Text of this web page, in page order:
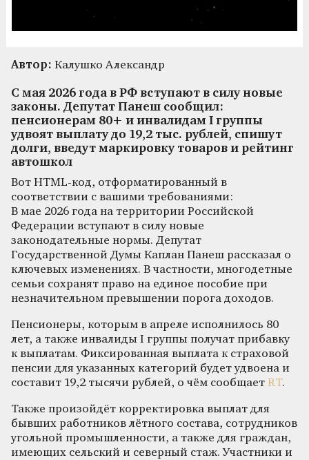
Автор: Калушко Александр
С мая 2026 года в РФ вступают в силу новые
законы. Депутат Панеш сообщил:
пенсионерам 80+ и инвалидам I группы
удвоят выплату до 19,2 тыс. рублей, спишут
долги, введут маркировку товаров и рейтинг
автошкол
Вот HTML-код, отформатированный в
соответствии с вашими требованиями:
В мае 2026 года на территории Российской
Федерации вступают в силу новые
законодательные нормы. Депутат
Государственной Думы Каплан Панеш рассказал о
ключевых изменениях. В частности, многодетные
семьи сохранят право на единое пособие при
незначительном превышении порога доходов.
Пенсионеры, которым в апреле исполнилось 80
лет, а также инвалиды I группы получат прибавку
к выплатам. Фиксированная выплата к страховой
пенсии для указанных категорий будет удвоена и
составит 19,2 тысячи рублей, о чём сообщает RT.
Также произойдёт корректировка выплат для
бывших работников лётного состава, сотрудников
угольной промышленности, а также для граждан,
имеющих сельский и северный стаж. Участники и